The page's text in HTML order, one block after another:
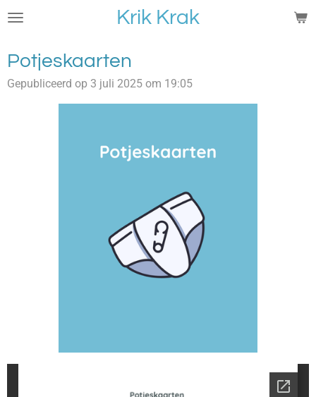
Ga
de
hoofdinhoud
Krik Krak
Potjeskaarten
Gepubliceerd op 3 juli 2025 om 19:05